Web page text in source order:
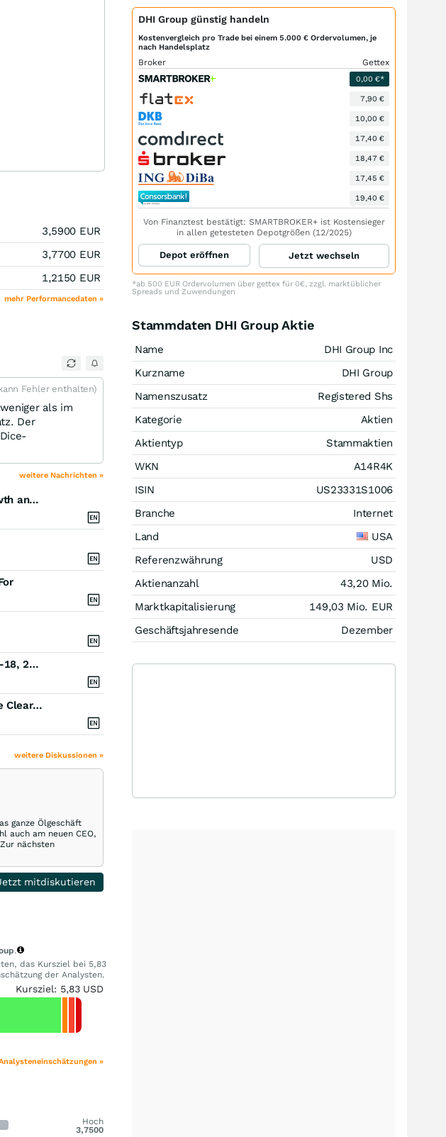
3,5900 EUR
3,7700 EUR
1,2150 EUR
mehr Performancedaten »
Fehler enthalten)
als im
Der
weitere Nachrichten »
DHI Group Reports Second Quarter 2026 Results with 14% ClearanceJobs Revenue Growth and 24% ClearanceJobs Bookings Growth; Reaffirms Full-Year Revenue Guidance and Raises Dice Margin Outlook
DHI Group to Present at the Planet MicroCap Las Vegas Investor Conference on June 17-18, 2026
ClearanceJobs Reaches 2 Million Registered Candidates, Reflecting Record Growth in the Cleared Talent Community
weitere Diskussionen »
ganze Ölgeschäft
auch am neuen CEO,
nächsten
mitdiskutieren
.
das Kursziel bei 5,83
der Analysten.
Kursziel: 5,83 USD
»
Hoch
3,7500
DHI Group günstig handeln
Kostenvergleich pro Trade bei einem 5.000 € Ordervolumen, je
nach Handelsplatz
Broker Gettex
0,00 €*
7,90 €
10,00 €
17,40 €
18,47 €
17,45 €
19,40 €
Von Finanztest bestätigt: SMARTBROKER+ ist Kostensieger
in allen getesteten Depotgrößen (12/2025)
Depot eröffnen Jetzt wechseln
*ab 500 EUR Ordervolumen über gettex für 0€, zzgl. marktüblicher
Spreads und Zuwendungen
Stammdaten DHI Group Aktie
Name
DHI Group Inc
Kurzname
DHI Group
Namenszusatz
Registered Shs
Kategorie
Aktien
Aktientyp
Stammaktien
WKN
A14R4K
ISIN
US23331S1006
Branche
Internet
Land
USA
Referenzwährung
USD
Aktienanzahl
43,20 Mio.
Marktkapitalisierung
149,03 Mio. EUR
Geschäftsjahresende
Dezember